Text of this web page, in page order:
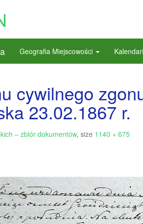
Geografia Miejscowości
cywilnego
23.02.1867 r.
– zbiór dokumentów, size 1140 × 675